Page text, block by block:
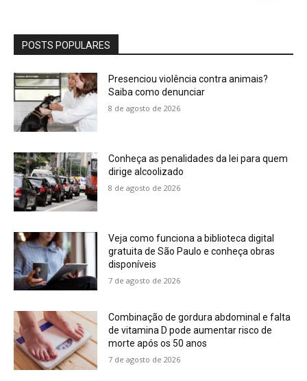
POSTS POPULARES
Presenciou violência contra animais?
Saiba como denunciar
8 de agosto de 2026
Conheça as penalidades da lei para quem
dirige alcoolizado
8 de agosto de 2026
Veja como funciona a biblioteca digital
gratuita de São Paulo e conheça obras
disponíveis
7 de agosto de 2026
Combinação de gordura abdominal e falta
de vitamina D pode aumentar risco de
morte após os 50 anos
7 de agosto de 2026